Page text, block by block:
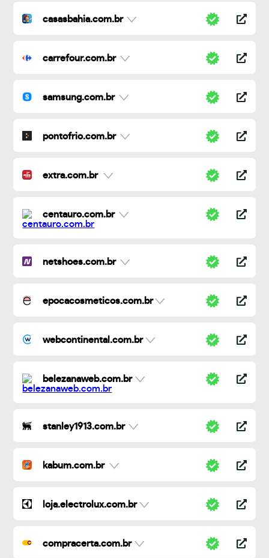
casasbahia.com.br
carrefour.com.br
samsung.com.br
pontofrio.com.br
extra.com.br
centauro.com.br
netshoes.com.br
epocacosmeticos.com.br
webcontinental.com.br
belezanaweb.com.br
stanley1913.com.br
kabum.com.br
loja.electrolux.com.br
compracerta.com.br